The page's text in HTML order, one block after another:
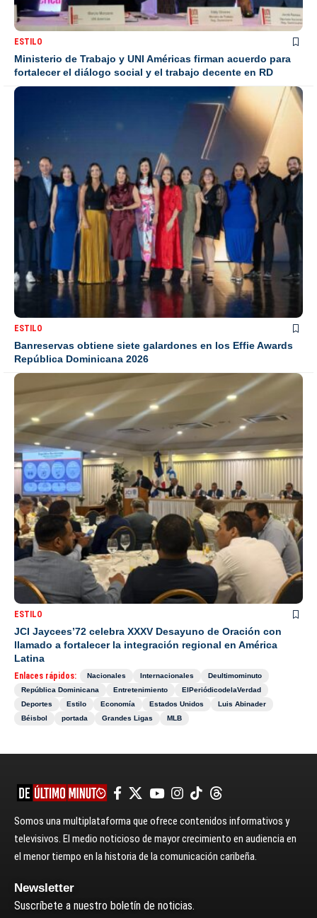
ESTILO
Ministerio de Trabajo y UNI Américas firman acuerdo para
fortalecer el diálogo social y el trabajo decente en RD
ESTILO
Banreservas obtiene siete galardones en los Effie Awards
República Dominicana 2026
ESTILO
JCI Jaycees’72 celebra XXXV Desayuno de Oración con
llamado a fortalecer la integración regional en América
Latina
Enlaces rápidos: Nacionales Internacionales
Deultimominuto
República Dominicana
Entretenimiento
ElPeriódicodelaVerdad
Deportes
Estilo Economía Estados Unidos
Luis Abinader
Béisbol
portada Grandes Ligas MLB
Somos una multiplataforma que ofrece contenidos informativos y
televisivos. El medio noticioso de mayor crecimiento en audiencia en
el menor tiempo en la historia de la comunicación caribeña.
Newsletter
Suscríbete a nuestro boletín de noticias.